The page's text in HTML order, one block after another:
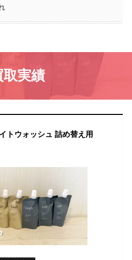
取実績
トウォッシュ 詰め替え用